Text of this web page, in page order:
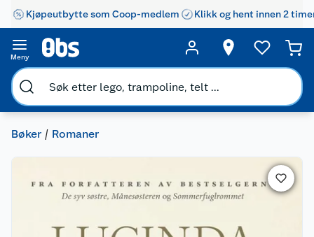
Kjøpeutbytte som Coop-medlem Klikk og hent innen 2
Meny
Bøker Romaner